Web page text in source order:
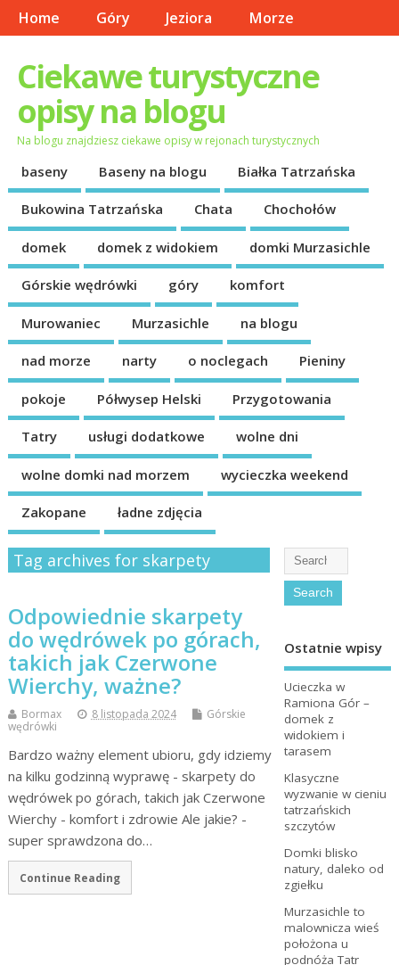
Home Góry Jeziora Morze
Ciekawe turystyczne
opisy na blogu
Na blogu znajdziesz ciekawe opisy w rejonach turystycznych
baseny Baseny na blogu Białka Tatrzańska
Bukowina Tatrzańska Chata Chochołów
domek domek z widokiem domki Murzasichle
Górskie wędrówki góry komfort
Murowaniec Murzasichle na blogu
nad morze narty o noclegach Pieniny
pokoje Półwysep Helski Przygotowania
Tatry usługi dodatkowe wolne dni
wolne domki nad morzem wycieczka weekend
Zakopane ładne zdjęcia
Tag archives for skarpety
Odpowiednie skarpety
do wędrówek po górach,
takich jak Czerwone
Wierchy, ważne?
Bormax 8 listopada 2024
Górskie
wędrówki
Bardzo ważny element ubioru, gdy idziemy
na kilku godzinną wyprawę - skarpety do
wędrówek po górach, takich jak Czerwone
Wierchy - komfort i zdrowie Ale jakie? -
super sprawdzona do…
Continue Reading
Ostatnie wpisy
Ucieczka w
Ramiona Gór –
domek z
widokiem i
tarasem
Klasyczne
wyzwanie w cieniu
tatrzańskich
szczytów
Domki blisko
natury, daleko od
zgiełku
Murzasichle to
malownicza wieś
położona u
podnóża Tatr